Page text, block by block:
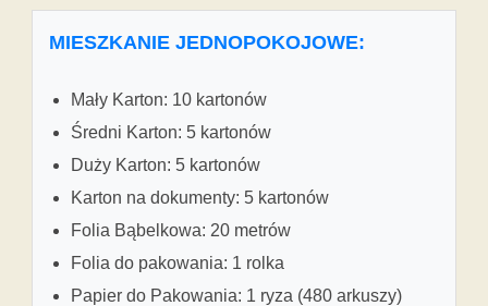
MIESZKANIE JEDNOPOKOJOWE:
Mały Karton: 10 kartonów
Średni Karton: 5 kartonów
Duży Karton: 5 kartonów
Karton na dokumenty: 5 kartonów
Folia Bąbelkowa: 20 metrów
Folia do pakowania: 1 rolka
Papier do Pakowania: 1 ryza (480 arkuszy)